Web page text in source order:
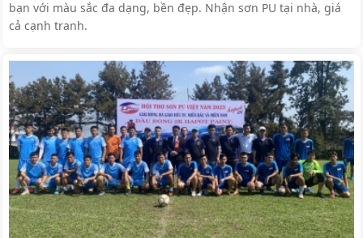
bạn với màu sắc đa dạng, bền đẹp. Nhận sơn PU tại nhà, giá
cả cạnh tranh.